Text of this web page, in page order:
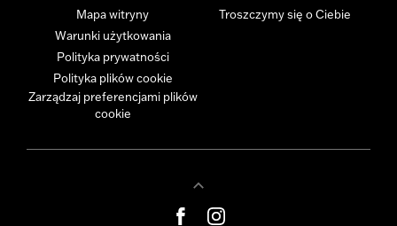
Mapa witryny
Warunki użytkowania
Polityka prywatności
Polityka plików cookie
Zarządzaj preferencjami plików
cookie
Troszczymy się o Ciebie